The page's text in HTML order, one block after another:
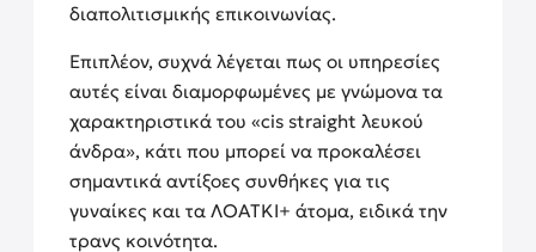
διαπολιτισμικής επικοινωνίας.
Επιπλέον, συχνά λέγεται πως οι υπηρεσίες
αυτές είναι διαμορφωμένες με γνώμονα τα
χαρακτηριστικά του «cis straight λευκού
άνδρα», κάτι που μπορεί να προκαλέσει
σημαντικά αντίξοες συνθήκες για τις
γυναίκες και τα ΛΟΑΤΚΙ+ άτομα, ειδικά την
τρανς κοινότητα.